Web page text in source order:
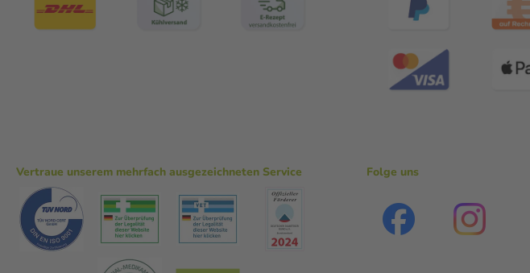
Vertraue unserem mehrfach ausgezeichneten Service Folge uns